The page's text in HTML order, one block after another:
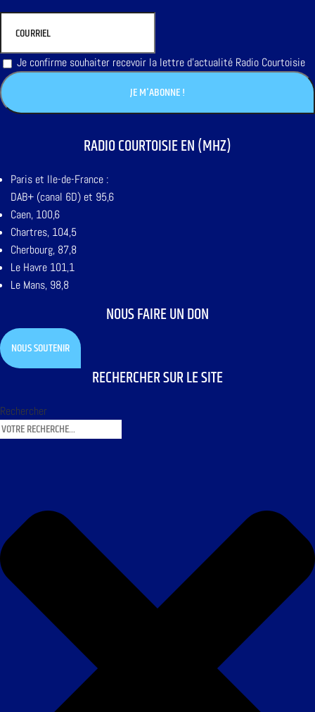
Je confirme souhaiter recevoir la lettre d'actualité Radio Courtoisie
RADIO COURTOISIE EN (MHZ)
Paris et Ile-de-France :
DAB+ (canal 6D) et 95,6
Caen, 100,6
Chartres, 104,5
Cherbourg, 87,8
Le Havre 101,1
Le Mans, 98,8
NOUS FAIRE UN DON
NOUS SOUTENIR
RECHERCHER SUR LE SITE
Rechercher